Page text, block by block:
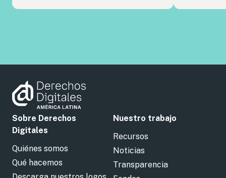
Sobre Derechos
Digitales
Quiénes somos
Qué hacemos
Nuestro trabajo
Recursos
Noticias
Transparencia